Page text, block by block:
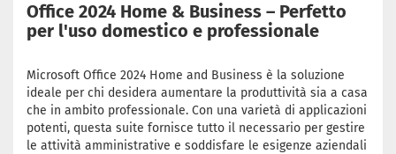
Office 2024 Home & Business – Perfetto
per l'uso domestico e professionale
Microsoft Office 2024 Home and Business è la soluzione
ideale per chi desidera aumentare la produttività sia a casa
che in ambito professionale. Con una varietà di applicazioni
potenti, questa suite fornisce tutto il necessario per gestire
le attività amministrative e soddisfare le esigenze aziendali